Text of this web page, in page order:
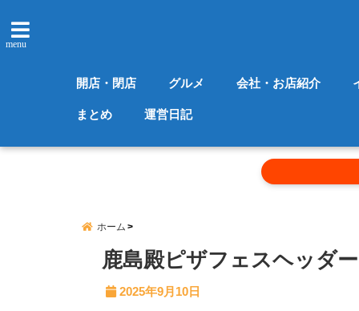
menu
開店・閉店 グルメ 会社・お店紹介
まとめ 運営日記
ホーム
鹿島殿ピザフェスヘッダー
2025年9月10日